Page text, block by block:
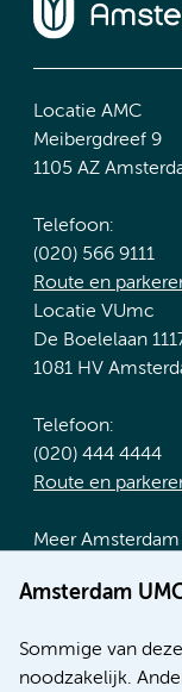
Amsterdam
Sommige van
noodzakelijk.
Locatie AMC
Meibergdreef 9
1105 AZ
Telefoon:
(020) 566 9111
Route en
Locatie VUmc
De Boelelaan
1081 HV
Telefoon:
(020) 444 4444
Route en
Meer
Werken bij
Nieuws
Research